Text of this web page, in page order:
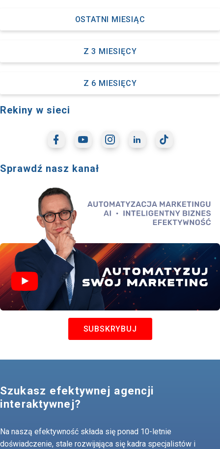
OSTATNI MIESIĄC
Z 3 MIESIĘCY
Z 6 MIESIĘCY
Rekiny w sieci
Sprawdź nasz kanał
SUBSKRYBUJ
Szukasz efektywnej agencji
interaktywnej?
Na naszą efektywność składa się ponad 10-letnie
doświadczenie, stale rozwijająca się kadra specjalistów i